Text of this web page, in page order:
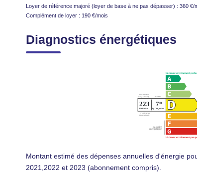
Loyer de référence majoré (loyer de base à ne pas dépasser) : 360 €/
Complément de loyer : 190 €/mois
Diagnostics énergétiques
Montant estimé des dépenses annuelles d'énergie
2021,2022 et 2023 (abonnement compris).